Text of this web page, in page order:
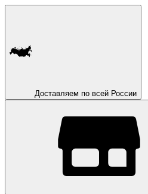
Доставляем по всей России